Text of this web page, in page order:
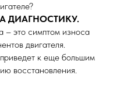
ДИАГНОСТИКУ.
это симптом износа
двигателя.
к еще большим
восстановления.